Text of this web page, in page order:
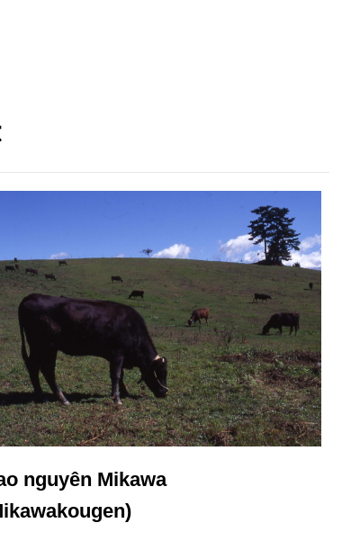
nguyên Mikawa